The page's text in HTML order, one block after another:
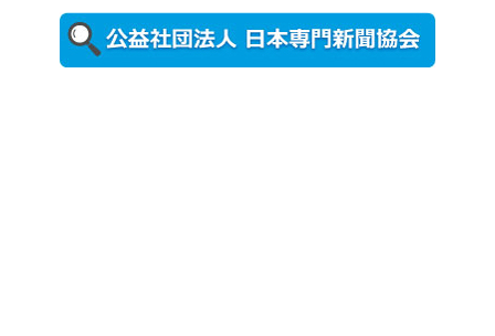
2026年8月5日
更新
農工大で大